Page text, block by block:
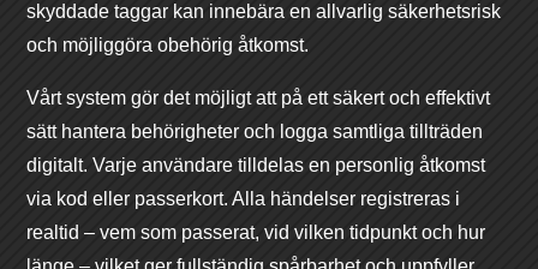
skyddade taggar kan innebära en allvarlig säkerhetsrisk
och möjliggöra obehörig åtkomst.
Vårt system gör det möjligt att på ett säkert och effektivt
sätt hantera behörigheter och logga samtliga tillträden
digitalt. Varje användare tilldelas en personlig åtkomst
via kod eller passerkort. Alla händelser registreras i
realtid – vem som passerat, vid vilken tidpunkt och hur